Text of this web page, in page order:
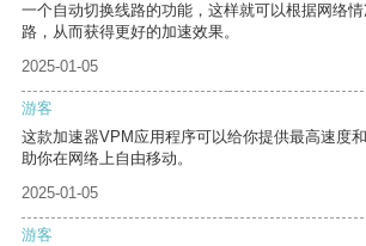
一个自动切换线路的功能，这样就可以根据网络
路，从而获得更好的加速效果。
2025-01-05
游客
这款加速器VPM应用程序可以给你提供最高速度
助你在网络上自由移动。
2025-01-05
游客